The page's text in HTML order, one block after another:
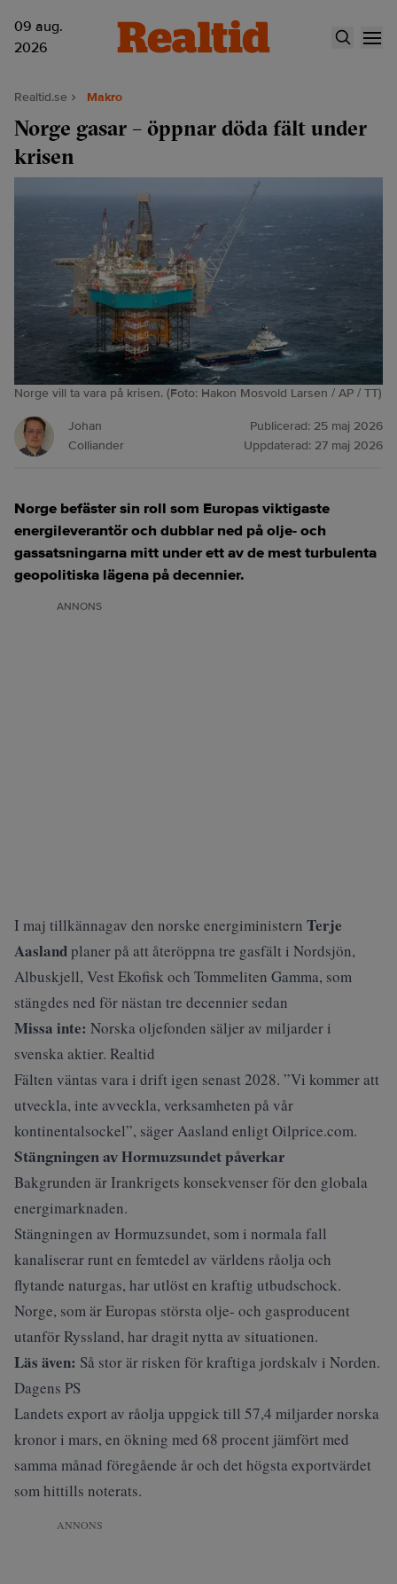
09 aug.
2026
Realtid.se Makro
Norge gasar – öppnar döda fält under
krisen
Norge vill ta vara på krisen. (Foto: Hakon Mosvold Larsen / AP / TT)
Johan
Colliander
Publicerad: 25 maj 2026
Uppdaterad: 27 maj 2026
Norge befäster sin roll som Europas viktigaste
energileverantör och dubblar ned på olje- och
gassatsningarna mitt under ett av de mest turbulenta
geopolitiska lägena på decennier.
ANNONS
I maj tillkännagav den norske energiministern Terje
Aaslandplaner på att återöppna tre gasfält i Nordsjön,
Albuskjell, Vest Ekofisk och Tommeliten Gamma, som
stängdes ned för nästan tre decennier sedan
Missa inte: Norska oljefonden säljer av miljarder i
svenska aktier. Realtid
Fälten väntas vara i drift igen senast 2028. ”Vi kommer att
utveckla, inte avveckla, verksamheten på vår
kontinentalsockel”, säger Aasland enligt Oilprice.com.
Stängningen av Hormuzsundet påverkar
Bakgrunden är Irankrigets konsekvenser för den globala
energimarknaden.
Stängningen av Hormuzsundet, som i normala fall
kanaliserar runt en femtedel av världens råolja och
flytande naturgas, har utlöst en kraftig utbudschock.
Norge, som är Europas största olje- och gasproducent
utanför Ryssland, har dragit nytta av situationen.
Läs även: Så stor är risken för kraftiga jordskalv i Norden.
Dagens PS
Landets export av råolja uppgick till 57,4 miljarder norska
kronor i mars, en ökning med 68 procent jämfört med
samma månad föregående år och det högsta exportvärdet
somhittills noterats.
ANNONS